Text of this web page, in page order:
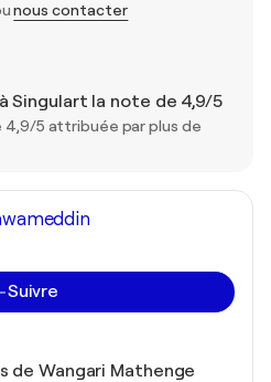
nous contacter
Singulart la note de 4,9/5
4,9/5 attribuée par plus de
Suivre
de Wangari Mathenge